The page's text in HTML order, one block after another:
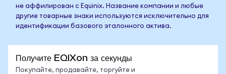
не аффилирован с Equinix. Название компании и любые
другие товарные знаки используются исключительно для
идентификации базового эталонного актива.
Получите EQIXon за секунды
Покупайте, продавайте, торгуйте и